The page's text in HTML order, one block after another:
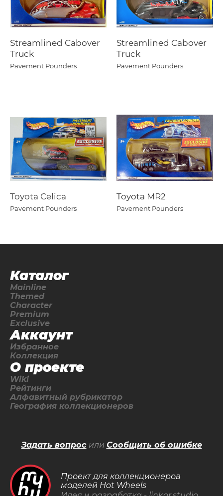
Streamlined Cabover
Truck
Pavement Pounders
Streamlined Cabover
Truck
Pavement Pounders
Toyota Celica
Pavement Pounders
Toyota MR2
Pavement Pounders
Каталог
Mainline
Themed
Character
Premium
Exclusive
Аккаунт
Избранное
Коллекция
О проекте
Wiki
Рейтинги
Алфавитный рубрикатор
География коллекционеров
Проект для коллекционеров
моделей Hot Wheels
Задать вопросили Сообщить об ошибке